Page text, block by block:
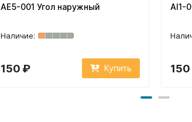
AE5-001 Угол наружный
150 ₽ Купить
AI1-